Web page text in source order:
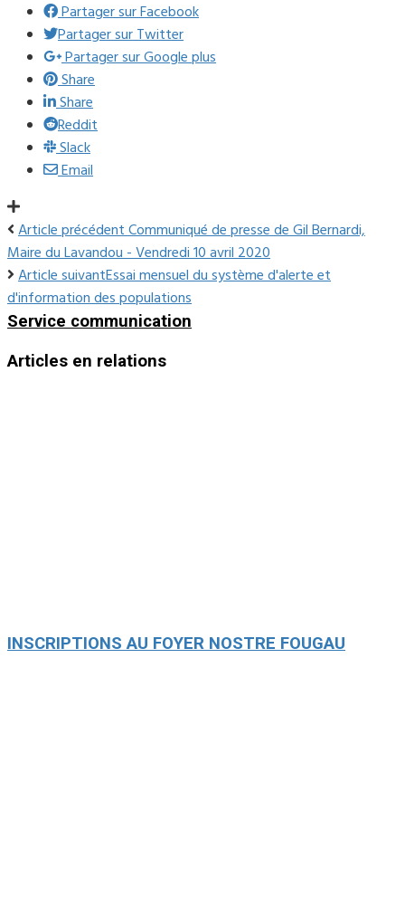
Partager sur Facebook
Partager sur Twitter
Partager sur Google plus
Share
Share
Reddit
Slack
Email
Article précédentCommuniqué de presse de Gil Bernardi,
Maire du Lavandou - Vendredi 10 avril 2020
Article suivantEssai mensuel du système d'alerte et
d'information des populations
Service communication
Articles en relations
INSCRIPTIONS AU FOYER NOSTRE FOUGAU